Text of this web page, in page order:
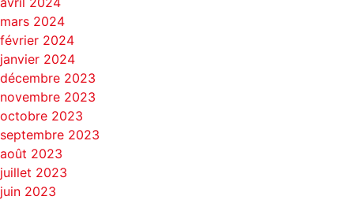
mars 2024
février 2024
janvier 2024
décembre 2023
novembre 2023
octobre 2023
septembre 2023
août 2023
juillet 2023
juin 2023